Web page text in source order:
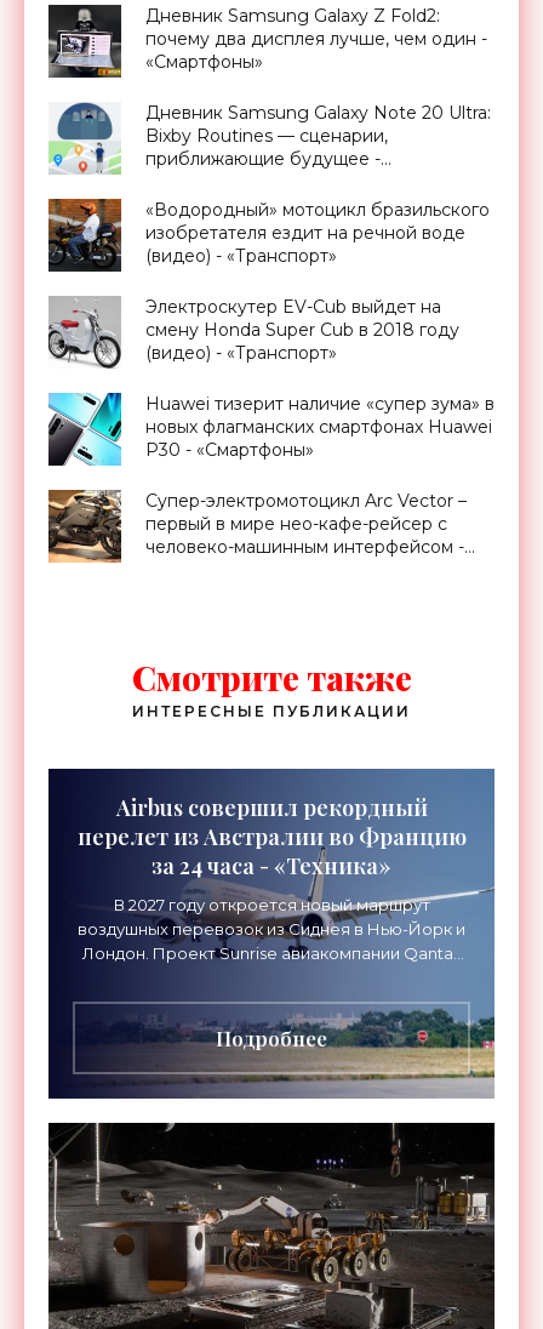
Дневник Samsung Galaxy Z Fold2:
почему два дисплея лучше, чем один -
«Смартфоны»
Дневник Samsung Galaxy Note 20 Ultra:
Bixby Routines — сценарии,
приближающие будущее -
«Водородный» мотоцикл бразильского
изобретателя ездит на речной воде
(видео) - «Транспорт»
Электроскутер EV-Cub выйдет на
смену Honda Super Cub в 2018 году
(видео) - «Транспорт»
Huawei тизерит наличие «супер зума» в
новых флагманских смартфонах Huawei
P30 - «Смартфоны»
Супер-электромотоцикл Arc Vector –
первый в мире нео-кафе-рейсер с
человеко-машинным интерфейсом -
Смотрите также
ИНТЕРЕСНЫЕ ПУБЛИКАЦИИ
Airbus совершил рекордный
перелет из Австралии во Францию
за 24 часа - «Техника»
В 2027 году откроется новый маршрут
воздушных перевозок из Сиднея в Нью-Йорк и
Лондон. Проект Sunrise авиакомпании Qantas
длительностью до 24
Подробнее